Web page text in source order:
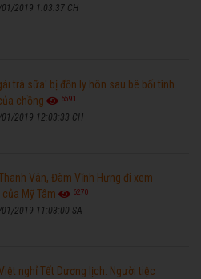
2019 1:03:37 CH
trà sữa' bị đồn ly hôn sau bê bối tình
chồng
6591
2019 12:03:33 CH
Vân, Đàm Vĩnh Hưng đi xem
Mỹ Tâm
6270
2019 11:03:00 SA
nghỉ Tết Dương lịch: Người tiệc